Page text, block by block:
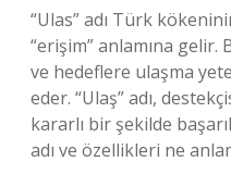
“Ulas” adı Türk
“erişim” anlamına
ve hedeflere ulaşma
eder. “Ulaş” adı,
kararlı bir şekilde
adı ve özellikleri ne